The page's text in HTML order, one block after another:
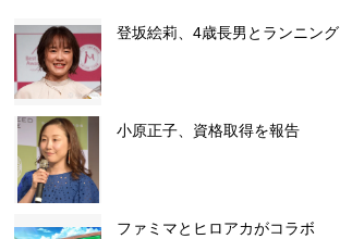
登坂絵莉、4歳長男とランニング
小原正子、資格取得を報告
ファミマとヒロアカがコラボ